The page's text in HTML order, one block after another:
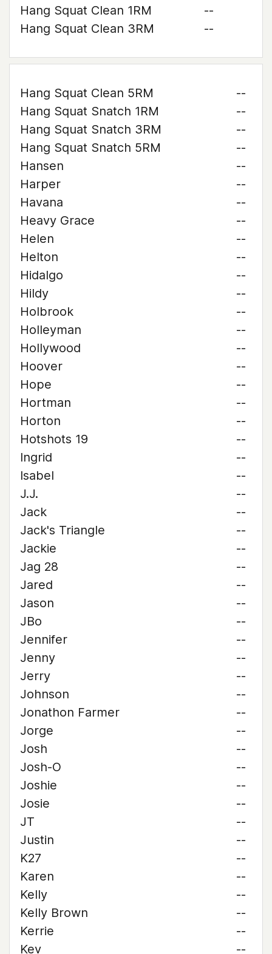
Hang Squat Clean 1RM
--
Hang Squat Clean 3RM
--
Hang Squat Clean 5RM
--
Hang Squat Snatch 1RM
--
Hang Squat Snatch 3RM
--
Hang Squat Snatch 5RM
--
Hansen
--
Harper
--
Havana
--
Heavy Grace
--
Helen
--
Helton
--
Hidalgo
--
Hildy
--
Holbrook
--
Holleyman
--
Hollywood
--
Hoover
--
Hope
--
Hortman
--
Horton
--
Hotshots 19
--
Ingrid
--
Isabel
--
J.J.
--
Jack
--
Jack's Triangle
--
Jackie
--
Jag 28
--
Jared
--
Jason
--
JBo
--
Jennifer
--
Jenny
--
Jerry
--
Johnson
--
Jonathon Farmer
--
Jorge
--
Josh
--
Josh-O
--
Joshie
--
Josie
--
JT
--
Justin
--
K27
--
Karen
--
Kelly
--
Kelly Brown
--
Kerrie
--
Kev
--